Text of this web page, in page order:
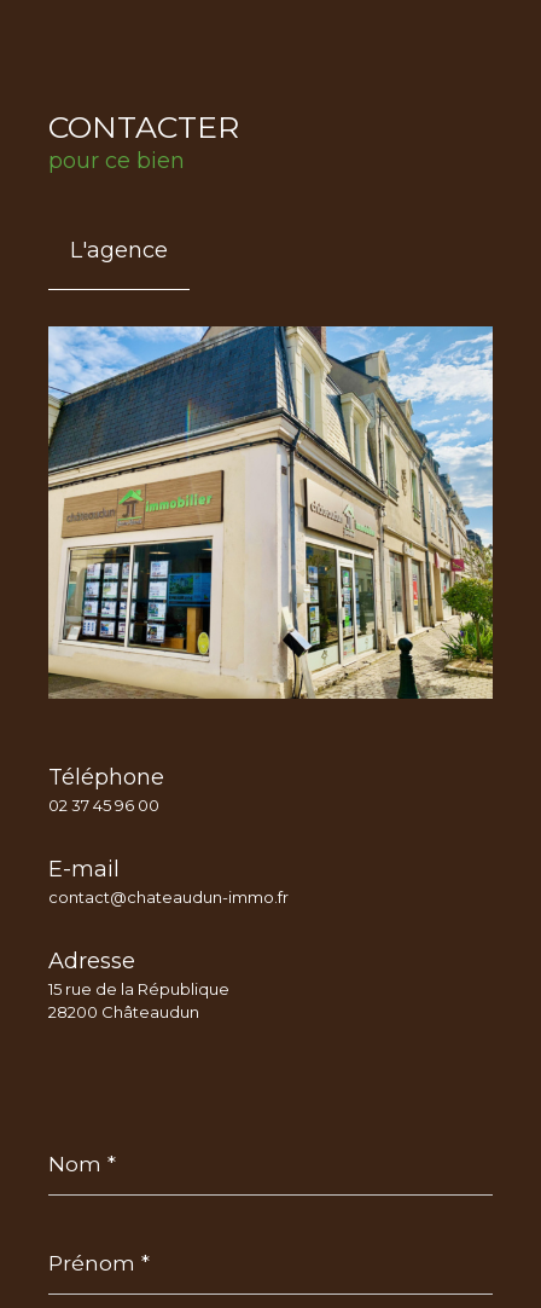
CONTACTER
pour ce bien
L'agence
Téléphone
02 37 45 96 00
E-mail
contact@chateaudun-immo.fr
Adresse
15 rue de la République
28200 Châteaudun
*
*